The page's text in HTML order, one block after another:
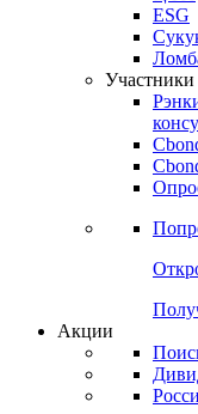
ESG
Акции